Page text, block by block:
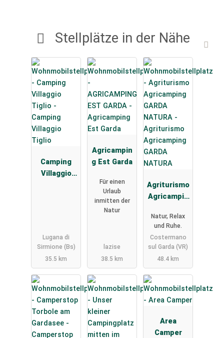
Stellplätze in der Nähe
Camping
Villaggio
Lugana di
Sirmione (Bs)
35.5 km
Agricampin
g Est Garda
Für einen
Urlaub
inmitten der
Natur
lazise
38.5 km
Agriturismo
Agricampin
NATURA
Natur, Relax
und Ruhe.
Costermano
sul Garda (VR)
48.4 km
Area
Camper